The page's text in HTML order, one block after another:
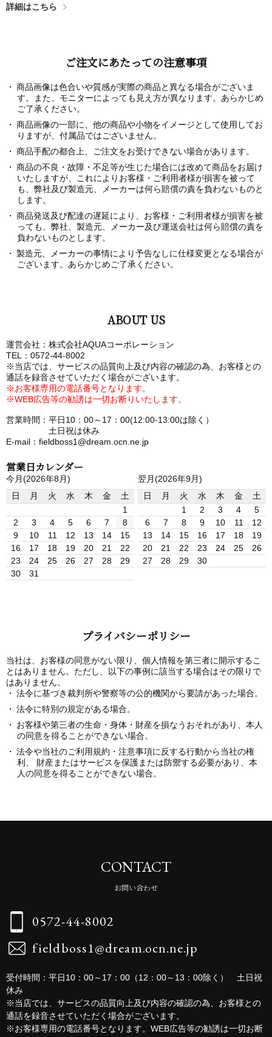
詳細はこちら
ご注文にあたっての注意事項
商品画像は色合いや質感が実際の商品と異なる場合がございま
す。また、モニターによっても見え方が異なります。あらかじめ
ご了承ください。
商品画像の一部に、他の商品や小物をイメージとして使用してお
りますが、付属品ではございません。
商品手配の都合上、ご注文をお受けできない場合があります。
商品の不良・故障・不足等が生じた場合には改めて商品をお届け
いたしますが、これによりお客様・ご利用者様が損害を被って
も、弊社及び製造元、メーカーは何ら賠償の責を負わないものと
します。
商品発送及び配達の遅延により、お客様・ご利用者様が損害を被
っても、弊社、製造元、メーカー及び運送会社は何ら賠償の責を
負わないものとします。
製造元、メーカーの事情により予告なしに仕様変更となる場合が
ございます。あらかじめご了承ください。
ABOUT US
運営会社：株式会社AQUAコーポレーション
TEL：0572-44-8002
※当店では、サービスの品質向上及び内容の確認の為、お客様との
通話を録音させていただく場合がございます。
※お客様専用の電話番号となります。
※WEB広告等の勧誘は一切お断りいたします。
営業時間：平日10：00～17：00(12:00-13:00は除く）
土日祝は休み
E-mail：fieldboss1@dream.ocn.ne.jp
営業日カレンダー
今月(2026年8月)
日
月 火 水 木 金
土
1
2
3 4 5 6 7
8
9
10 11 12 13 14
15
16
17 18 19 20 21
22
23
24 25 26 27 28
29
30
31
翌月(2026年9月)
日
月 火 水 木 金
土
1
2 3 4
5
6
7 8 9 10 11
12
13
14 15 16 17 18
19
20
21 22 23 24 25
26
27
28 29 30
プライバシーポリシー
当社は、お客様の同意がない限り、個人情報を第三者に開示するこ
とはありません。ただし、以下の事例に該当する場合はその限りで
はありません。
法令に基づき裁判所や警察等の公的機関から要請があった場合。
法令に特別の規定がある場合。
お客様や第三者の生命・身体・財産を損なうおそれがあり、本人
の同意を得ることができない場合。
法令や当社のご利用規約・注意事項に反する行動から当社の権
利、 財産またはサービスを保護または防禦する必要があり、本
人の同意を得ることができない場合。
CONTACT
お問い合わせ
0572-44-8002
fieldboss1@dream.ocn.ne.jp
受付時間：平日10：00～17：00（12：00～13：00除く） 土日祝
休み
※当店では、サービスの品質向上及び内容の確認の為、お客様との
通話を録音させていただく場合がございます。
※お客様専用の電話番号となります。WEB広告等の勧誘は一切お断